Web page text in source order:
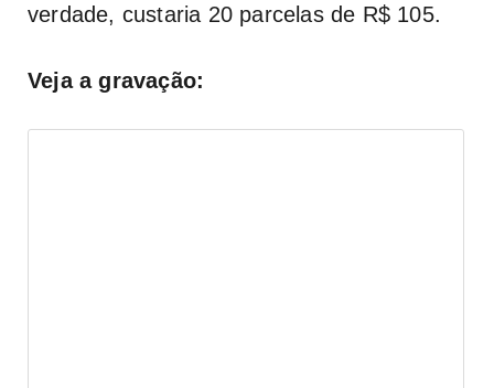
verdade, custaria 20 parcelas de R$ 105.
Veja a gravação: